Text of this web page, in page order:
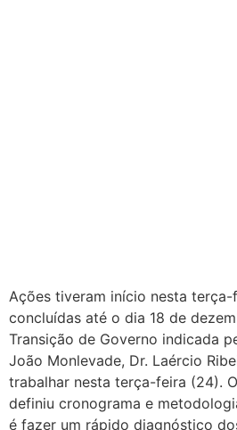
Ações tiveram início nesta terça-
concluídas até o dia 18 de
Transição de Governo indicada
João Monlevade, Dr. Laércio
trabalhar nesta terça-feira (24).
definiu cronograma e
é fazer um rápido diagnóstico